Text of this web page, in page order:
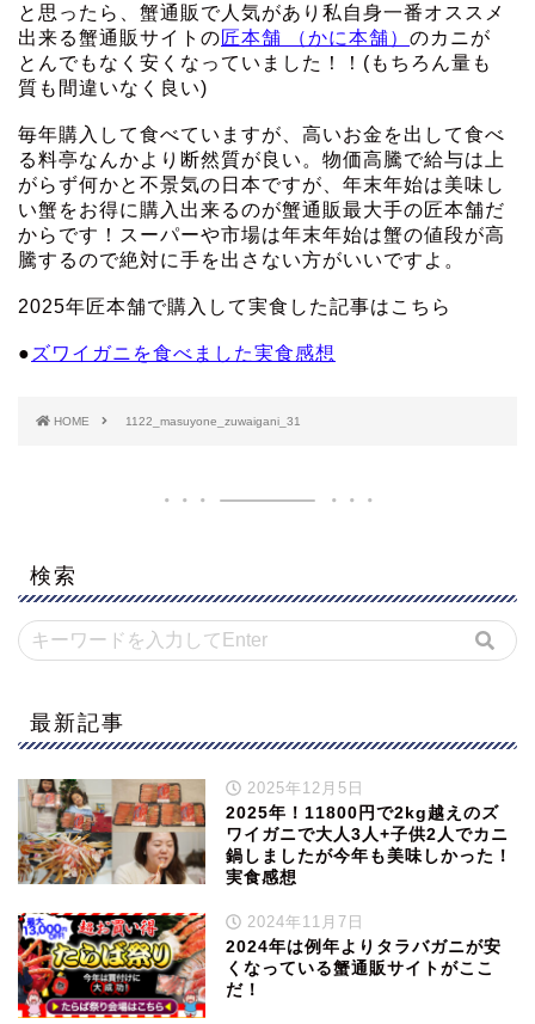
と思ったら、蟹通販で人気があり私自身一番オススメ
出来る蟹通販サイトの匠本舗 （かに本舗） のカニが
とんでもなく安くなっていました！！(もちろん量も
質も間違いなく良い)
毎年購入して食べていますが、高いお金を出して食べ
る料亭なんかより断然質が良い。物価高騰で給与は上
がらず何かと不景気の日本ですが、年末年始は美味し
い蟹をお得に購入出来るのが蟹通販最大手の匠本舗だ
からです！スーパーや市場は年末年始は蟹の値段が高
騰するので絶対に手を出さない方がいいですよ。
2025年匠本舗で購入して実食した記事はこちら
● ズワイガニを食べました実食感想
HOME 1122_masuyone_zuwaigani_31
検索
最新記事
2025年12月5日
2025年！11800円で2kg越えのズ
ワイガニで大人3人+子供2人でカニ
鍋しましたが今年も美味しかった！
実食感想
2024年11月7日
2024年は例年よりタラバガニが安
くなっている蟹通販サイトがここ
だ！